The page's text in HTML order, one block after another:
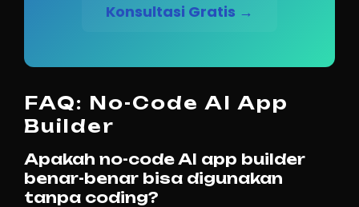
Konsultasi Gratis →
FAQ: No-Code AI App
Builder
Apakah no-code AI app builder
benar-benar bisa digunakan
tanpa coding?